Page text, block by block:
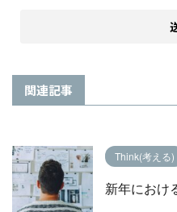
関連記事
Think(考える)
新年におけ